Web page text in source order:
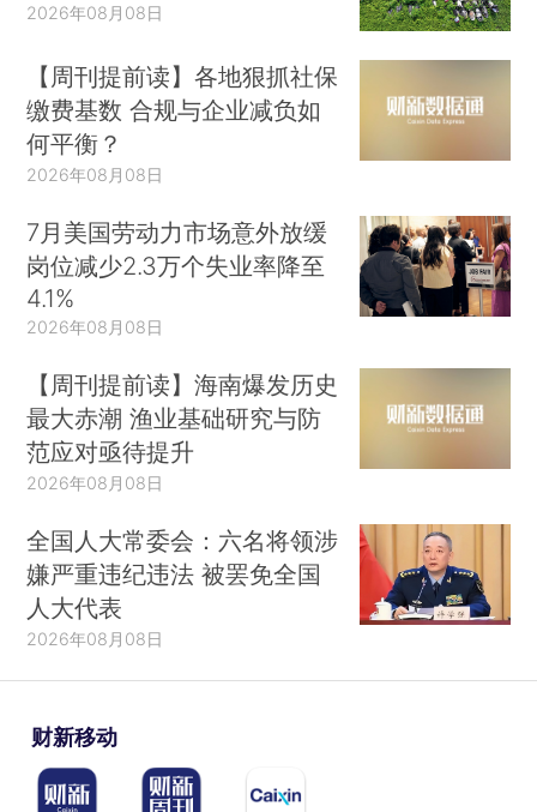
2026年08月08日
【周刊提前读】各地狠抓社保
缴费基数 合规与企业减负如
何平衡？
2026年08月08日
7月美国劳动力市场意外放缓
岗位减少2.3万个失业率降至
4.1%
2026年08月08日
【周刊提前读】海南爆发历史
最大赤潮 渔业基础研究与防
范应对亟待提升
2026年08月08日
全国人大常委会：六名将领涉
嫌严重违纪违法 被罢免全国
人大代表
2026年08月08日
财新移动